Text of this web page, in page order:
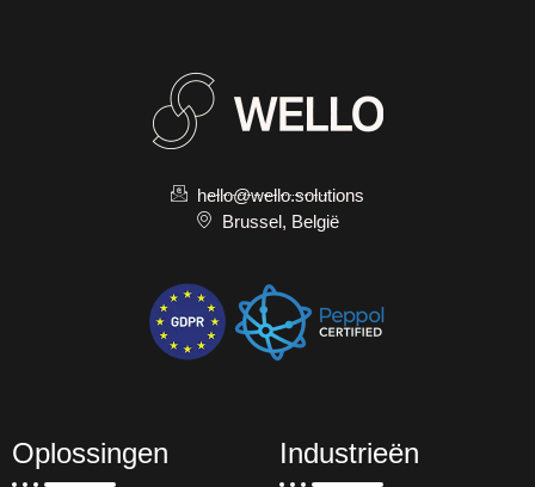
hello@wello.solutions
Brussel, België
Oplossingen Industrieën